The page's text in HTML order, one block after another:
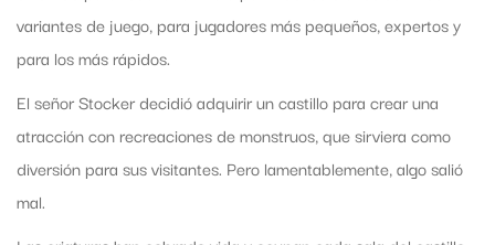
variantes de juego, para jugadores más pequeños, expertos y
para los más rápidos.
El señor Stocker decidió adquirir un castillo para crear una
atracción con recreaciones de monstruos, que sirviera como
diversión para sus visitantes. Pero lamentablemente, algo salió
mal.